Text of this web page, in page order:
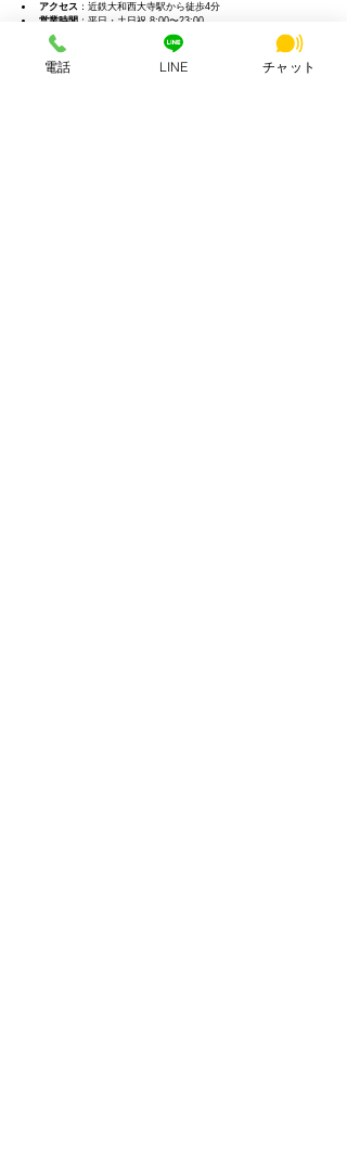
アクセス ：近鉄大和西大寺駅から徒歩4分
営業時間 ：平日・土日祝 8:00〜23:00
お問い合わせ
：0742-51-7830
https://www.hsworking.com/
電話 LINE チャット